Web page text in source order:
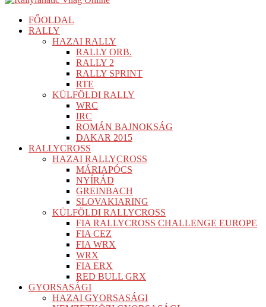
FŐOLDAL
RALLY
HAZAI RALLY
RALLY ORB.
RALLY 2
RALLY SPRINT
RTE
KÜLFÖLDI RALLY
WRC
IRC
ROMÁN BAJNOKSÁG
DAKAR 2015
RALLYCROSS
HAZAI RALLYCROSS
MÁRIAPÓCS
NYÍRÁD
GREINBACH
SLOVAKIARING
KÜLFÖLDI RALLYCROSS
FIA RALLYCROSS CHALLENGE EUROPE
FIA CEZ
FIA WRX
WRX
FIA ERX
RED BULL GRX
GYORSASÁGI
HAZAI GYORSASÁGI